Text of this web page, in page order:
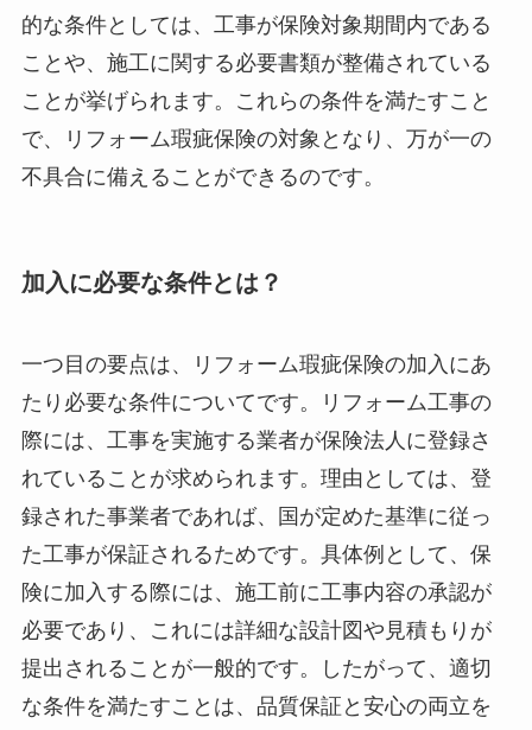
的な条件としては、工事が保険対象期間内である
ことや、施工に関する必要書類が整備されている
ことが挙げられます。これらの条件を満たすこと
で、リフォーム瑕疵保険の対象となり、万が一の
不具合に備えることができるのです。
加入に必要な条件とは？
一つ目の要点は、リフォーム瑕疵保険の加入にあ
たり必要な条件についてです。リフォーム工事の
際には、工事を実施する業者が保険法人に登録さ
れていることが求められます。理由としては、登
録された事業者であれば、国が定めた基準に従っ
た工事が保証されるためです。具体例として、保
険に加入する際には、施工前に工事内容の承認が
必要であり、これには詳細な設計図や見積もりが
提出されることが一般的です。したがって、適切
な条件を満たすことは、品質保証と安心の両立を